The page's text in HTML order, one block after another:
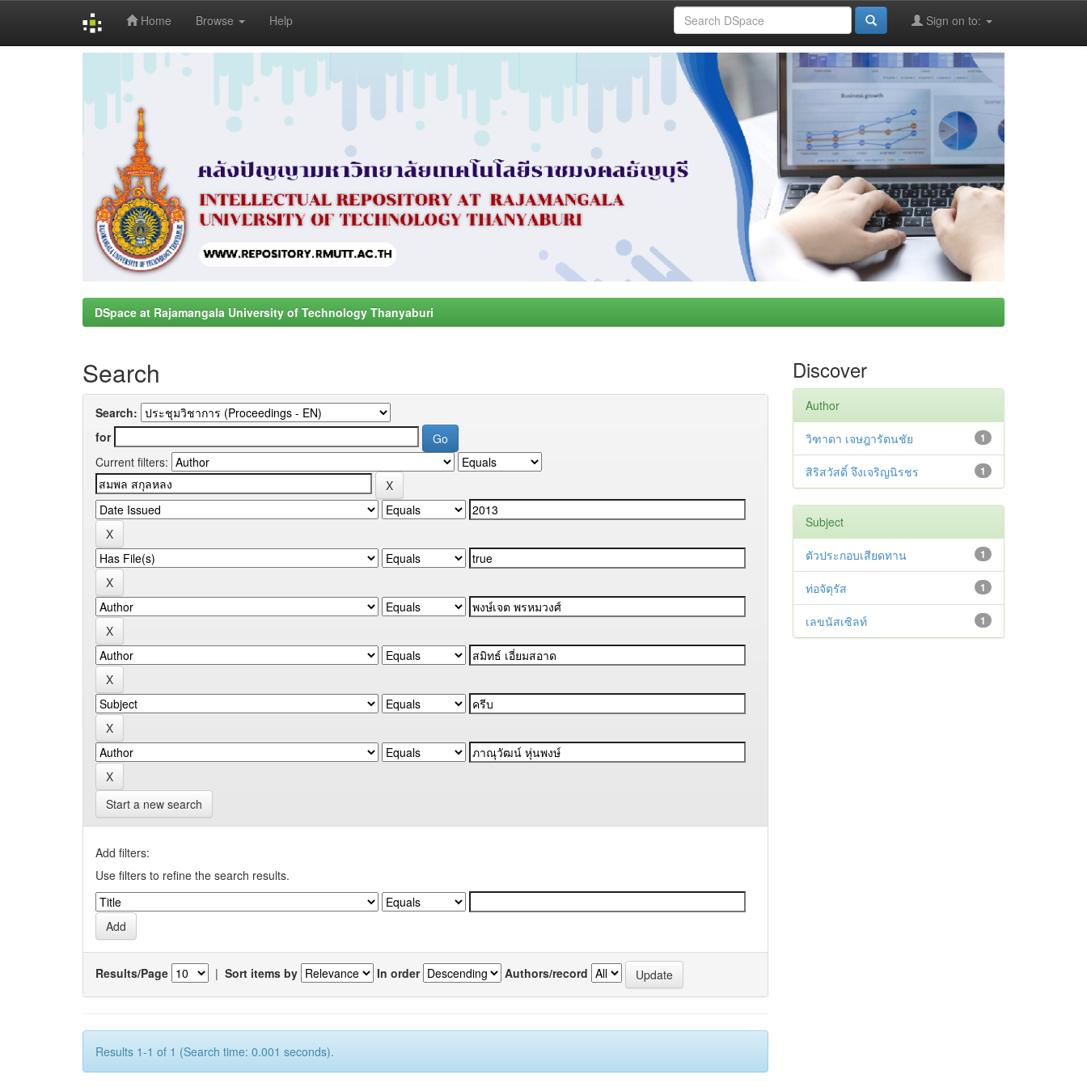
Home Browse Help Sign on to:
DSpace at Rajamangala University of Technology Thanyaburi
Search
Search:
for
Current filters:
Start a new search
Add filters:
Use filters to refine the search results.
Results/Page | Sort items by In order Authors/record
Results 1-1 of 1 (Search time: 0.001 seconds).
Discover
Author
1
วิฑาดา เจษฎารัตนชัย
1
สิริสวัสดิ์ จึงเจริญนิรชร
Subject
1
ตัวประกอบเสียดทาน
1
ท่อจัตุรัส
1
เลขนัสเซิลท์